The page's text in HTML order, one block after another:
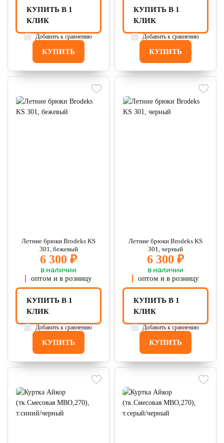
КУПИТЬ
КУПИТЬ В 1
КЛИК
Добавить к сравнению
КУПИТЬ
КУПИТЬ В 1
КЛИК
Добавить к сравнению
Летние брюки Brodeks KS
301, бежевый
6 300 ₽
в наличии
оптом и в розницу
КУПИТЬ
КУПИТЬ В 1
КЛИК
Добавить к сравнению
Летние брюки Brodeks KS
301, черный
6 300 ₽
в наличии
оптом и в розницу
КУПИТЬ
КУПИТЬ В 1
КЛИК
Добавить к сравнению